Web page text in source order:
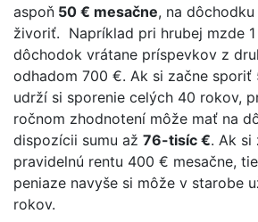
aspoň 50 € mesačne, na
živoriť. Napríklad pri hrubej mzde
dôchodok vrátane príspevkov z
odhadom 700 €. Ak si začne sporiť
udrží si sporenie celých 40 rokov,
ročnom zhodnotení môže mať na
dispozícii sumu až 76-tisíc €. Ak si
pravidelnú rentu 400 € mesačne,
peniaze navyše si môže v starobe
rokov.